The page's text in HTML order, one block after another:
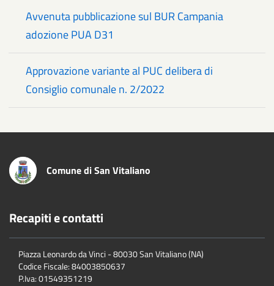
Avvenuta pubblicazione sul BUR Campania
adozione PUA D31
Approvazione variante al PUC delibera di
Consiglio comunale n. 2/2022
Comune di San Vitaliano
Recapiti e contatti
Piazza Leonardo da Vinci - 80030 San Vitaliano (NA)
Codice Fiscale:84003850637
P.Iva:01549351219